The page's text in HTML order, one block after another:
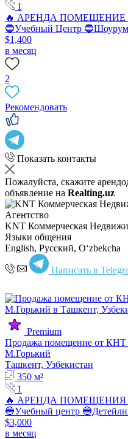
1
🔥 АРЕНДА ПОМЕЩЕНИЕ
🔵Учебный Центр
$1,400
в месяц
2
Рекомендовать
Показать контакты
Пожалуйста, скажите
объявление на Realting.uz
Агентство
KNT Коммерческая
Языки общения
English, Русский, Oʻzbekcha
Написать в
Premium
Продажа помещение от КНТ
М.Горький
Ташкент, Узбекистан
350 м²
1
🔥 АРЕНДА ПОМЕЩЕНИЯ
🔵Учебный центр
$3,000
в месяц